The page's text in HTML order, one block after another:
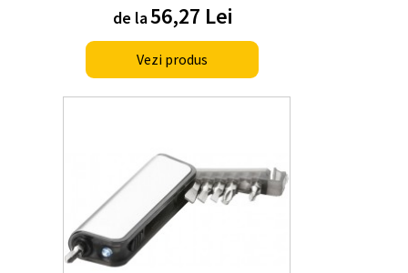
de la56,27 Lei
Vezi produs